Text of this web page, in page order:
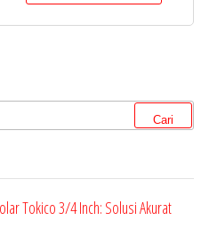
Tokico 3/4 Inch: Solusi Akurat